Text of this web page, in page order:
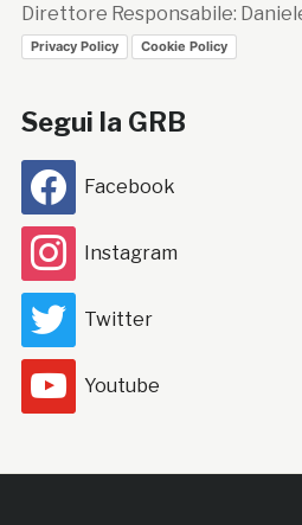
Direttore Responsabile:
Privacy Policy Cookie Policy
Segui la GRB
Facebook
Instagram
Twitter
Youtube